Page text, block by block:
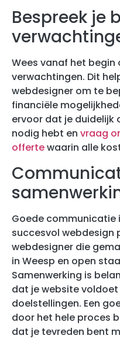
Bespreek je
Wees vanaf het begin
verwachtingen. Dit
webdesigner om te
financiële
ervoor dat je duidelijk
nodig hebt en vraag
offertewaarin alle
Goede communicatie
succesvol webdesign
webdesigner die
in Weesp en open
Samenwerking is
dat je website
doelstellingen. Een
door het hele proces
dat je tevreden bent